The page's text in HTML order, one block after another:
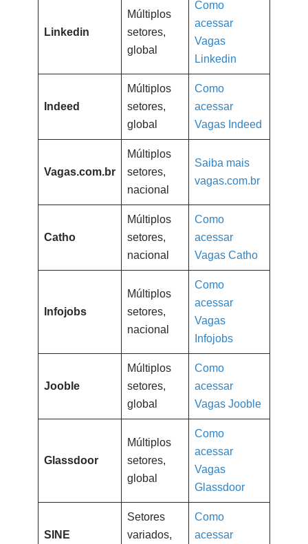
Linkedin
Múltiplos
setores,
global
Como
acessar
Vagas
Linkedin
Indeed
Múltiplos
setores,
global
Como
acessar
Vagas Indeed
Vagas.com.br
Múltiplos
setores,
nacional
Saiba mais
vagas.com.br
Catho
Múltiplos
setores,
nacional
Como
acessar
Vagas Catho
Infojobs
Múltiplos
setores,
nacional
Como
acessar
Vagas
Infojobs
Jooble
Múltiplos
setores,
global
Como
acessar
Vagas Jooble
Glassdoor
Múltiplos
setores,
global
Como
acessar
Vagas
Glassdoor
SINE
Setores
variados,
Como
acessar